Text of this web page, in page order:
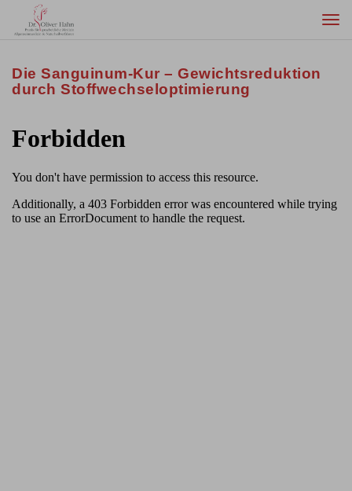
Die Sanguinum-Kur – Gewichtsreduktion
durch Stoffwechseloptimierung